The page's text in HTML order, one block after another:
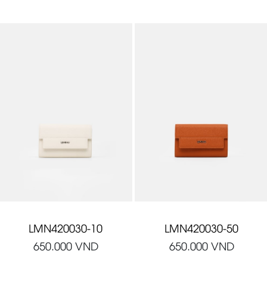
LMN420030-10
650.000VND
LMN420030-50
650.000VND